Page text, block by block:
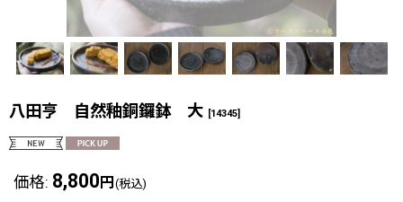
八田亨 自然釉銅鑼鉢 大 [14345]
価格: 8,800 円 (税込)